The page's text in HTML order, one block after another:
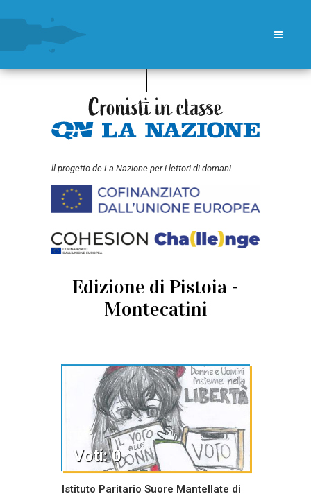
ll progetto de La Nazione per i lettori di domani
Edizione di Pistoia -
Montecatini
Istituto Paritario Suore Mantellate di
Voti: 0